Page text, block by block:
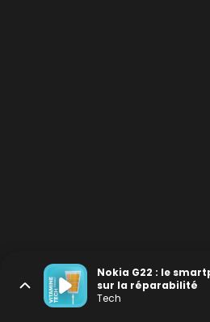
Nokia G22 : le
sur la réparabilité
Tech